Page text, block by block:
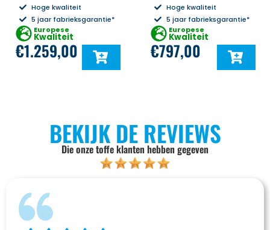
Hoge kwaliteit
5 jaar fabrieksgarantie*
Europese
Kwaliteit
€1.259,00
Hoge kwaliteit
5 jaar fabrieksgarantie*
Europese
Kwaliteit
€797,00
BEKIJK DE REVIEWS
Die onze toffe klanten hebben gegeven